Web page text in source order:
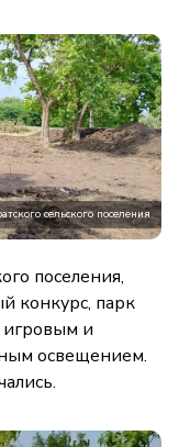
сельского поселения
поселения,
конкурс, парк
и
освещением.